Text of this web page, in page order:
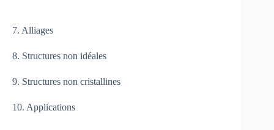
7. Alliages
8. Structures non idéales
9. Structures non cristallines
10. Applications